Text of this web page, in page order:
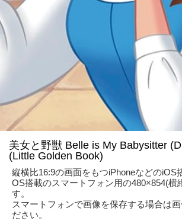
美女と野獣 Belle is My Babysitter
(Little Golden Book)
縦横比16:9の画面をもつiPhoneなどのiOS
OS搭載のスマートフォン用の480×854(横
す。
スマートフォンで画像を保存する場合は
ださい。